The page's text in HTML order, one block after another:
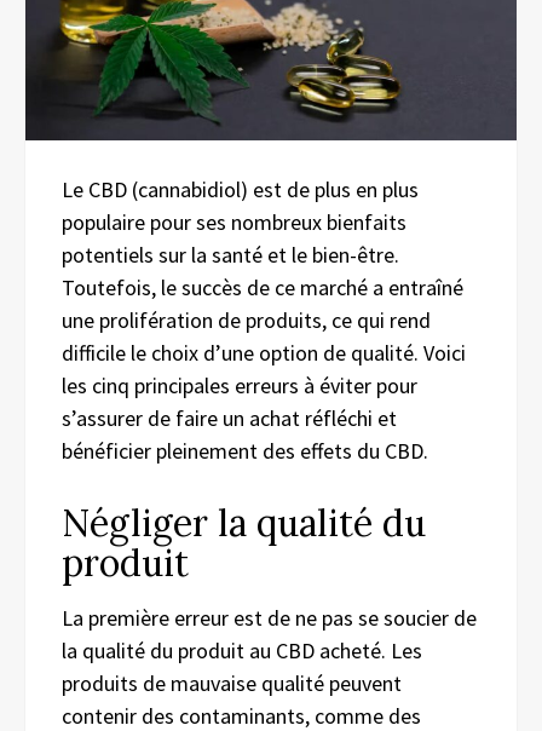
Le CBD (cannabidiol) est de plus en plus
populaire pour ses nombreux bienfaits
potentiels sur la santé et le bien-être.
Toutefois, le succès de ce marché a entraîné
une prolifération de produits, ce qui rend
difficile le choix d’une option de qualité. Voici
les cinq principales erreurs à éviter pour
s’assurer de faire un achat réfléchi et
bénéficier pleinement des effets du CBD.
Négliger la qualité du
produit
La première erreur est de ne pas se soucier de
la qualité du produit au CBD acheté. Les
produits de mauvaise qualité peuvent
contenir des contaminants, comme des